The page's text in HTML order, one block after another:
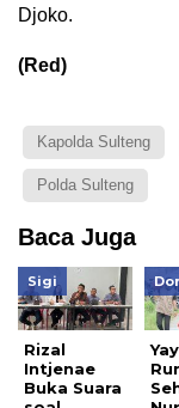
Djoko.
(Red)
Kapolda Sulteng
Polda Sulteng
Baca Juga
Sigi
Rizal
Intjenae
Buka Suara